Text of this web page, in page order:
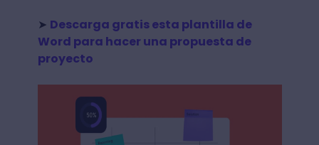
➤ Descarga gratis esta plantilla de
Word para hacer una propuesta de
proyecto